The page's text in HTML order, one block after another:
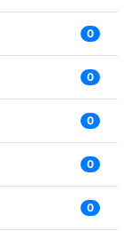
0
0
0
0
0